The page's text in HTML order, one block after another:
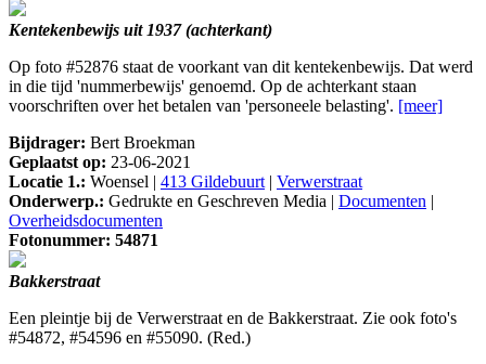
Kentekenbewijs uit 1937 (achterkant)
Op foto #52876 staat de voorkant van dit kentekenbewijs. Dat werd
in die tijd 'nummerbewijs' genoemd. Op de achterkant staan
voorschriften over het betalen van 'personeele belasting'. [meer]
Bijdrager: Bert Broekman
Geplaatst op: 23-06-2021
Locatie 1.: Woensel | 413 Gildebuurt| Verwerstraat
Onderwerp.: Gedrukte en Geschreven Media | Documenten |
Overheidsdocumenten
Fotonummer: 54871
Bakkerstraat
Een pleintje bij de Verwerstraat en de Bakkerstraat. Zie ook foto's
#54872, #54596 en #55090. (Red.)